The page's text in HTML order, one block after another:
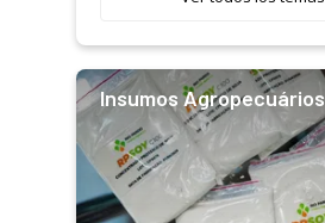
Insumos Agropecuários